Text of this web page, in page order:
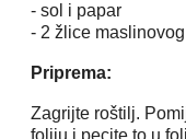
- sol i papar
- 2 žlice
Priprema:
Zagrijte roštilj.
foliju i pecite to u